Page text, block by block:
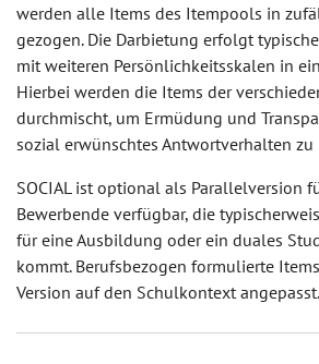
werden alle Items des Itempools in
gezogen. Die Darbietung erfolgt
mit weiteren Persönlichkeitsskalen in
Hierbei werden die Items der
durchmischt, um Ermüdung und
sozial erwünschtes Antwortverhalten zu
SOCIAL ist optional als Parallelversion
Bewerbende verfügbar, die
für eine Ausbildung oder ein duales
kommt. Berufsbezogen formulierte
Version auf den Schulkontext angepasst.